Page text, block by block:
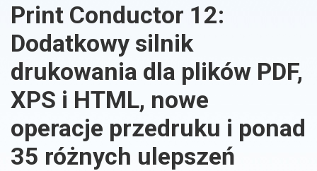
Print Conductor 12:
Dodatkowy silnik
drukowania dla plików PDF,
XPS i HTML, nowe
operacje przedruku i ponad
35 różnych ulepszeń